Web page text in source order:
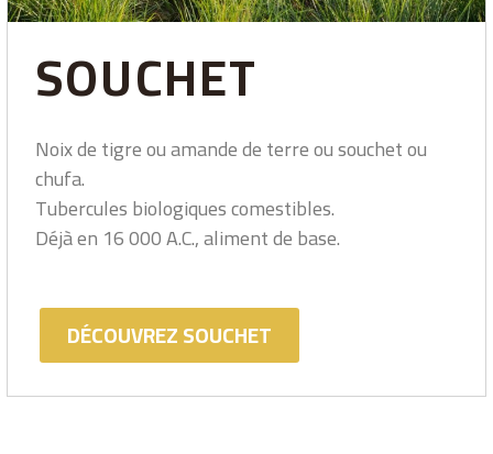
SOUCHET
Noix de tigre ou amande de terre ou souchet ou
chufa.
Tubercules biologiques comestibles.
Déjà en 16 000 A.C., aliment de base.
DÉCOUVREZ SOUCHET